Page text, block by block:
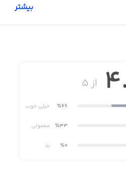
گردشگری نطنز
نطنز
بیشتر
از ۵
٪66 خیلی خوب
٪33 معمولی
٪0 بد